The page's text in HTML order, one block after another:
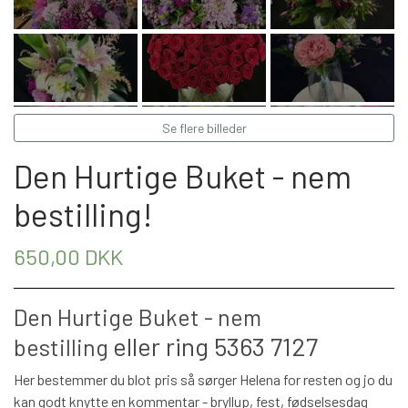
Se flere billeder
Den Hurtige Buket - nem
bestilling!
650,00 DKK
Den Hurtige Buket - nem
bestilling eller ring 5363 7127
Her bestemmer du blot pris så sørger Helena for resten og jo du
kan godt knytte en kommentar - bryllup, fest, fødselsesdag